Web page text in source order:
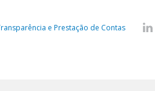
e Prestação de Contas